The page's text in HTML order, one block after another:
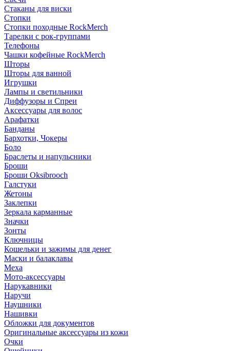
Стаканы для виски
Стопки
Стопки походные RockMerch
Тарелки с рок-группами
Телефоны
Чашки кофейные RockMerch
Шторы
Шторы для ванной
Игрушки
Лампы и светильники
Диффузоры и Спреи
Аксессуары для волос
Арафатки
Банданы
Бархотки, Чокеры
Боло
Браслеты и напульсники
Броши
Броши Oksibrooch
Галстуки
Жетоны
Заклепки
Зеркала карманные
Значки
Зонты
Ключницы
Кошельки и зажимы для денег
Маски и балаклавы
Меха
Мото-аксессуары
Нарукавники
Наручи
Наушники
Нашивки
Обложки для документов
Оригинальные аксессуары из кожи
Очки